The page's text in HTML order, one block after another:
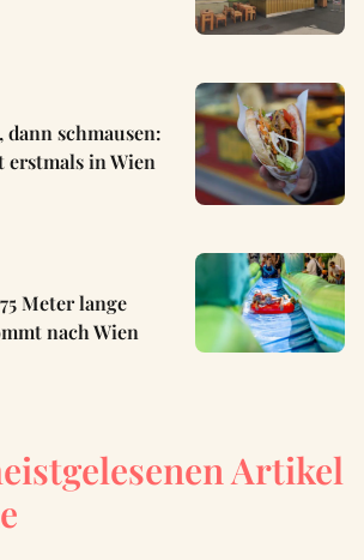
schmausen:
in Wien
Meter lange
nach Wien
Artikel